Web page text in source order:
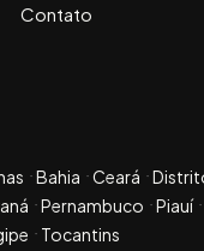
Contato
Bahia Ceará
Pernambuco Piauí
Tocantins